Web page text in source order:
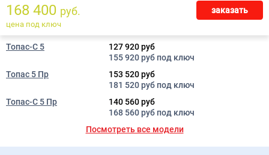
168 400 руб. заказать
цена под ключ
Топас-С 5
127 920 руб
155 920 руб под ключ
Топас 5 Пр
153 520 руб
181 520 руб под ключ
Топас-С 5 Пр
140 560 руб
168 560 руб под ключ
Посмотреть все модели